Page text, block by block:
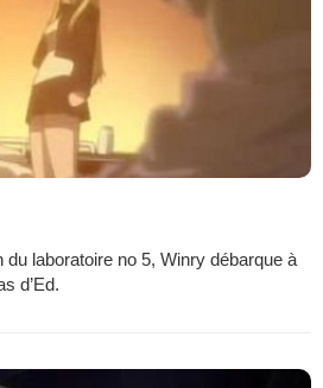
laboratoire no 5, Winry débarque à
d’Ed.